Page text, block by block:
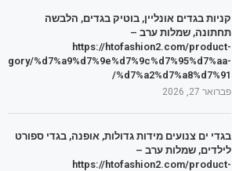
קניות בגדים אונליין, בוטיק בגדים, הלבשה
תחתונה, שמלות ערב –
https://htofashion2.com/product-
%d7%a9%d7%9e%d7%9c%d7%95%d7%aa-
%d7%a2%d7%a8%d7%91/
פברואר 27, 2026
בגדי ים צנועים מידות גדולות, אופנה, בגדי ספורט
לילדים, שמלות ערב –
https://htofashion2.com/product-